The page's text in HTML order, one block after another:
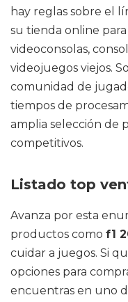
hay reglas sobre el
su tienda online
videoconsolas,
videojuegos viejos.
comunidad de
tiempos de
amplia selección de
competitivos.
Listado top
Avanza por esta
productos como f1
cuidar a juegos. Si
opciones para
encuentras en uno